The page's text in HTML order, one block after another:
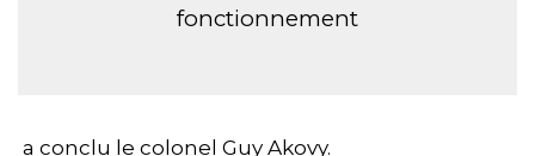
fonctionnement
a conclu le colonel Guy Akovy.